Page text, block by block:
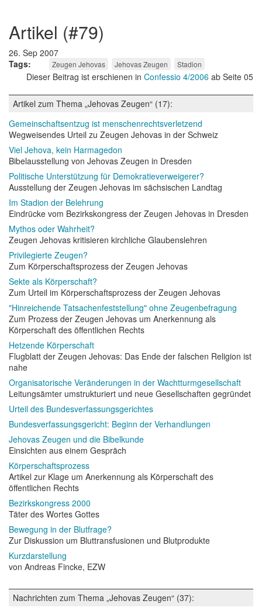
artikel (#79)
26. Sep 2007
Tags
Zeugen Jehovas Jehovas Zeugen Stadion
Dieser Beitrag ist erschienen in Confessio 4/2006 ab Seite 05
Artikel zum Thema „Jehovas Zeugen“ (17):
Gemeinschaftsentzug ist menschenrechtsverletzend
Wegweisendes Urteil zu Zeugen Jehovas in der Schweiz
Viel Jehova, kein Harmagedon
Bibelausstellung von Jehovas Zeugen in Dresden
Politische Unterstützung für Demokratieverweigerer?
Ausstellung der Zeugen Jehovas im sächsischen Landtag
Im Stadion der Belehrung
Eindrücke vom Bezirkskongress der Zeugen Jehovas in Dresden
Mythos oder Wahrheit?
Zeugen Jehovas kritisieren kirchliche Glaubenslehren
Privilegierte Zeugen?
Zum Körperschaftsprozess der Zeugen Jehovas
Sekte als Körperschaft?
Zum Urteil im Körperschaftsprozess der Zeugen Jehovas
"Hinreichende Tatsachenfeststellung" ohne Zeugenbefragung
Zum Prozess der Zeugen Jehovas um Anerkennung als
Körperschaft des öffentlichen Rechts
Hetzende Körperschaft
Flugblatt der Zeugen Jehovas: Das Ende der falschen Religion ist
nahe
Organisatorische Veränderungen in der Wachtturmgesellschaft
Leitungsämter umstrukturiert und neue Gesellschaften gegründet
Urteil des Bundesverfassungsgerichtes
Bundesverfassungsgericht: Beginn der Verhandlungen
Jehovas Zeugen und die Bibelkunde
Einsichten aus einem Gespräch
Körperschaftsprozess
Artikel zur Klage um Anerkennung als Körperschaft des
öffentlichen Rechts
Bezirkskongress 2000
Täter des Wortes Gottes
Bewegung in der Blutfrage?
Zur Diskussion um Bluttransfusionen und Blutprodukte
Kurzdarstellung
von Andreas Fincke, EZW
Nachrichten zum Thema „Jehovas Zeugen“ (37):